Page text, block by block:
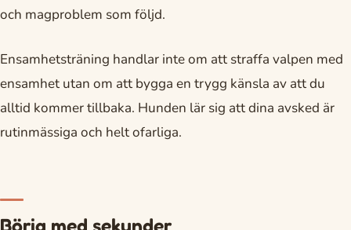
och magproblem som följd.
Ensamhetsträning handlar inte om att straffa valpen med
ensamhet utan om att bygga en trygg känsla av att du
alltid kommer tillbaka. Hunden lär sig att dina avsked är
rutinmässiga och helt ofarliga.